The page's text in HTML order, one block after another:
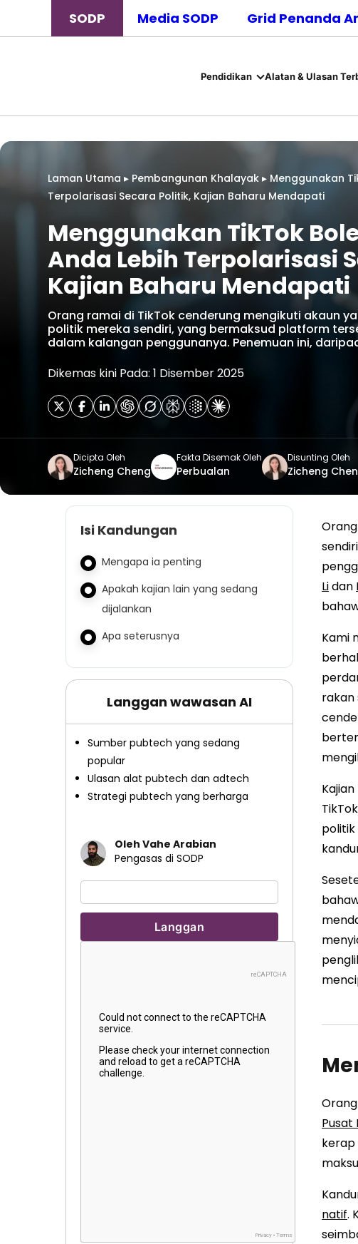
SODP Media SODP Grid Penanda
Pendidikan Alatan & Ulasan
Laman Utama ▸ Pembangunan Khalayak ▸ Menggunakan
Terpolarisasi Secara Politik, Kajian Baharu Mendapati
Menggunakan TikTok
Anda Lebih Terpolarisasi
Kajian Baharu Mendapati
Orang ramai di TikTok cenderung mengikuti akaun
politik mereka sendiri, yang bermaksud platform
dalam kalangan penggunanya. Penemuan ini,
Dikemas kini Pada: 1 Disember 2025
Dicipta Oleh
Zicheng Cheng
Fakta Disemak Oleh
Perbualan
Disunting Oleh
Zicheng
Isi Kandungan
Mengapa ia penting
Apakah kajian lain yang sedang
dijalankan
Apa seterusnya
Langgan wawasan AI
Sumber pubtech yang sedang
popular
Ulasan alat pubtech dan adtech
Strategi pubtech yang berharga
Oleh Vahe Arabian
Pengasas di SODP
Lidan
Kami
rakan
politik
Pusat
kerap
natif.